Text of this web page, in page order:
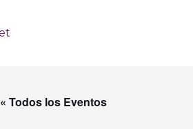
« Todos los Eventos